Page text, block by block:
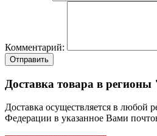
Комментарий:
Отправить
Доставка товара в
Доставка осуществляется в любой
Федерации в указанное Вами